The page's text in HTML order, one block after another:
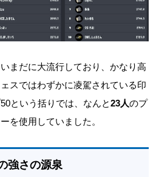
まだに大流行しており、かなり高
スではわずかに凌駕されている印
という括りでは、なんと23人のプ
を使用していました。
強さの源泉